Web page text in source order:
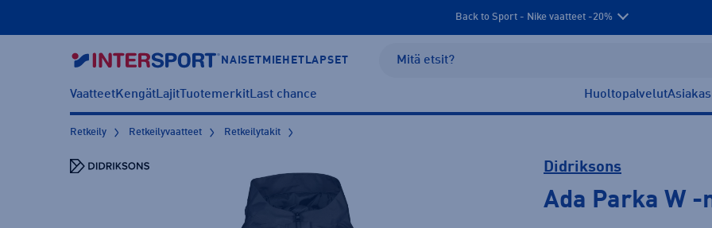
Back to Sport - Nike vaatteet -20%
NAISET MIEHET LAPSET
VaatteetKengätLajitTuotemerkitLast chance Huoltopalvelut
Retkeily Retkeilyvaatteet Retkeilytakit
Didriksons
Ada Parka W -